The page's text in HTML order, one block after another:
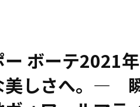
ー ボーテ
美しさへ。―